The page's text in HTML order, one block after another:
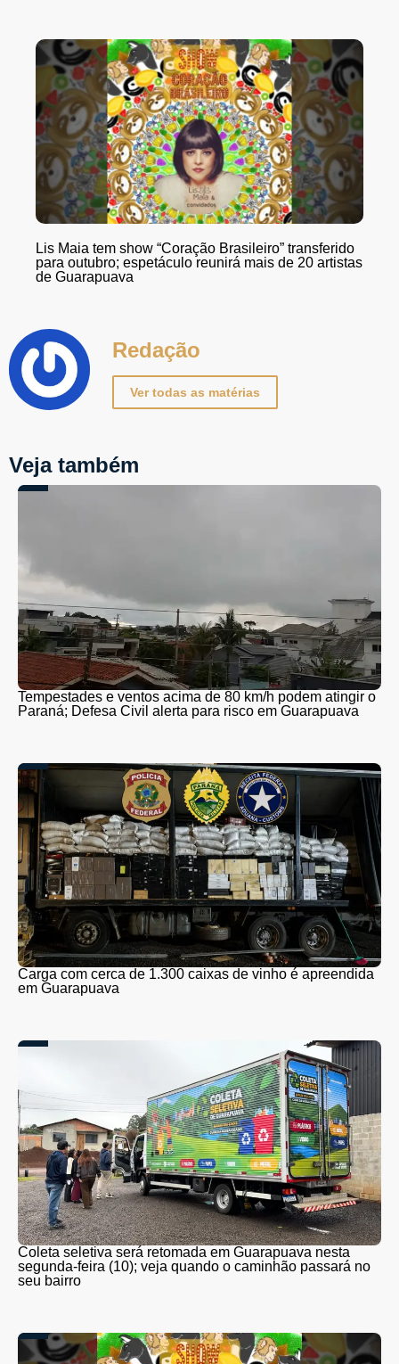
Lis Maia tem show “Coração Brasileiro” transferido
para outubro; espetáculo reunirá mais de 20 artistas
de Guarapuava
Redação
Ver todas as matérias
Veja também
Tempestades e ventos acima de 80 km/h podem atingir o
Paraná; Defesa Civil alerta para risco em Guarapuava
Carga com cerca de 1.300 caixas de vinho é apreendida
em Guarapuava
Coleta seletiva será retomada em Guarapuava nesta
segunda-feira (10); veja quando o caminhão passará no
seu bairro